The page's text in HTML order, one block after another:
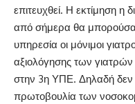
επιτευχθεί. Η εκτίμηση η
από σήμερα θα
υπηρεσία οι μόνιμοι
αξιολόγησης των γιατρών
στην 3η ΥΠΕ. Δηλαδή δεν
πρωτοβουλία των